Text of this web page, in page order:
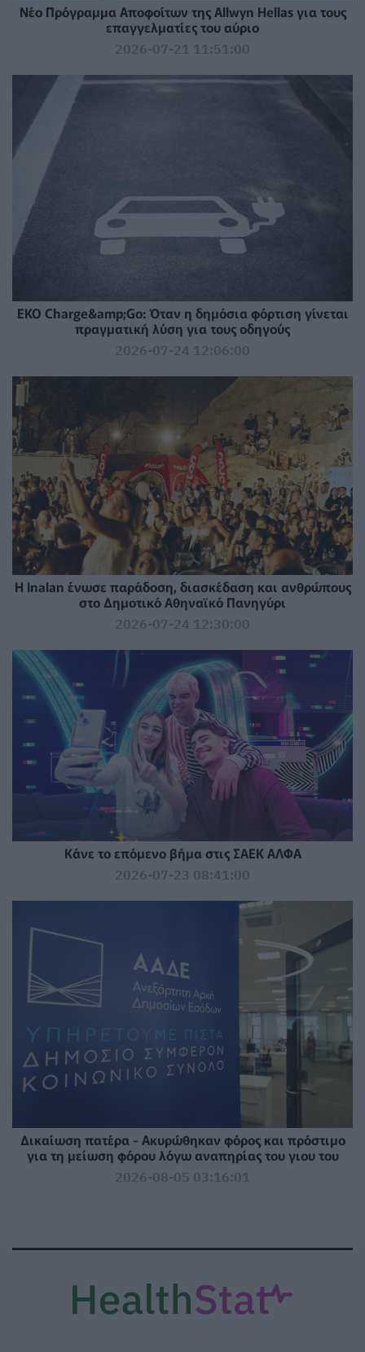
Νέο Πρόγραμμα Αποφοίτων της Allwyn Hellas για τους
επαγγελματίες του αύριο
2026-07-21 11:51:00
EKO Charge&amp;Go: Όταν η δημόσια φόρτιση γίνεται
πραγματική λύση για τους οδηγούς
2026-07-24 12:06:00
Η Inalan ένωσε παράδοση, διασκέδαση και ανθρώπους
στο Δημοτικό Αθηναϊκό Πανηγύρι
2026-07-24 12:30:00
Κάνε το επόμενο βήμα στις ΣΑΕΚ ΑΛΦΑ
2026-07-23 08:41:00
Δικαίωση πατέρα - Ακυρώθηκαν φόρος και πρόστιμο
για τη μείωση φόρου λόγω αναπηρίας του γιου του
2026-08-05 03:16:01